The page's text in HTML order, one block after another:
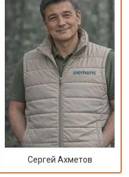
Сергей Ахметов